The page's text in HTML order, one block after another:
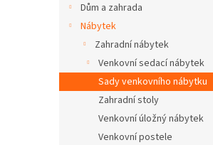
a
Dům a zahrada
Nábytek
Zahradní nábytek
Venkovní sedací nábytek
Sady venkovního nábytku
Zahradní stoly
Venkovní úložný nábytek
Venkovní postele